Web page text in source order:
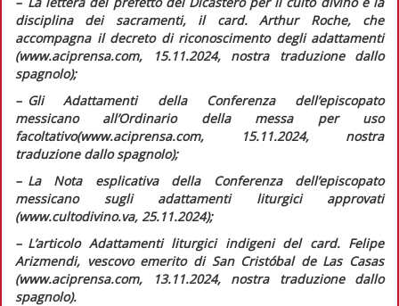
disciplina dei sacramenti, il card. Arthur Roche, che
accompagna il decreto di riconoscimento degli adattamenti
(www.aciprensa.com, 15.11.2024, nostra traduzione dallo
spagnolo);
–GliAdattamenti della Conferenza dell’episcopato
messicano all’Ordinario della messa per uso
facoltativo(www.aciprensa.com, 15.11.2024, nostra
traduzione dallo spagnolo);
–La Nota esplicativa della Conferenza dell’episcopato
messicano sugli adattamenti liturgici approvati
(www.cultodivino.va, 25.11.2024);
–L’articolo Adattamenti liturgici indigenidel card. Felipe
Arizmendi, vescovo emerito di San Cristóbal de Las Casas
(www.aciprensa.com, 13.11.2024, nostra traduzione dallo
spagnolo).